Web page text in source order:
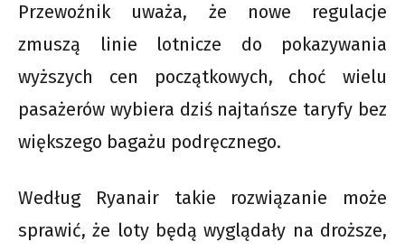
Przewoźnik uważa, że nowe regulacje
zmuszą linie lotnicze do pokazywania
wyższych cen początkowych, choć wielu
pasażerów wybiera dziś najtańsze taryfy bez
większego bagażu podręcznego.
Według Ryanair takie rozwiązanie może
sprawić, że loty będą wyglądały na droższe,